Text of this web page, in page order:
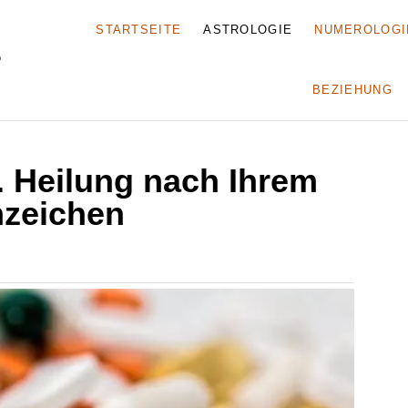
STARTSEITE ASTROLOGIE
BEZIEHUNG
nach Ihrem